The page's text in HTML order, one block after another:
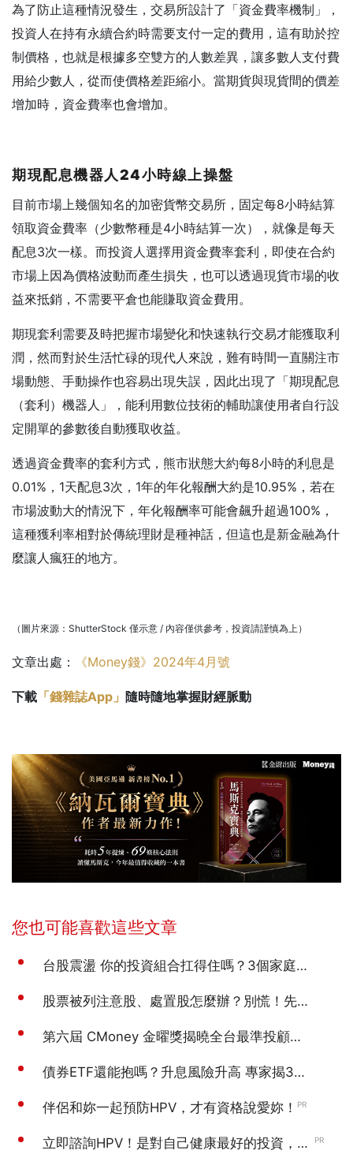
為了防止這種情況發生，交易所設計了「資金費率機制」，
投資人在持有永續合約時需要支付一定的費用，這有助於控
制價格，也就是根據多空雙方的人數差異，讓多數人支付費
用給少數人，從而使價格差距縮小。當期貨與現貨間的價差
增加時，資金費率也會增加。
期現配息機器人24小時線上操盤
目前市場上幾個知名的加密貨幣交易所，固定每8小時結算
領取資金費率（少數幣種是4小時結算一次），就像是每天
配息3次一樣。而投資人選擇用資金費率套利，即使在合約
市場上因為價格波動而產生損失，也可以透過現貨市場的收
益來抵銷，不需要平倉也能賺取資金費用。
期現套利需要及時把握市場變化和快速執行交易才能獲取利
潤，然而對於生活忙碌的現代人來說，難有時間一直關注市
場動態、手動操作也容易出現失誤，因此出現了「期現配息
（套利）機器人」，能利用數位技術的輔助讓使用者自行設
定開單的參數後自動獲取收益。
透過資金費率的套利方式，熊市狀態大約每8小時的利息是
0.01%，1天配息3次，1年的年化報酬大約是10.95%，若在
市場波動大的情況下，年化報酬率可能會飆升超過100%，
這種獲利率相對於傳統理財是種神話，但這也是新金融為什
麼讓人瘋狂的地方。
（圖片來源：ShutterStock 僅示意 / 內容僅供參考，投資請謹慎為上）
文章出處： 《Money錢》2024年4月號
下載 「錢雜誌App」 隨時隨地掌握財經脈動